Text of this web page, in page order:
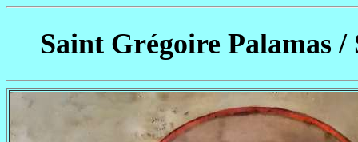
Saint Grégoire Palamas